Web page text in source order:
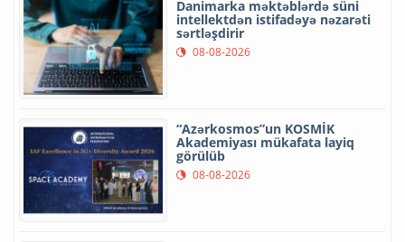
Danimarka məktəblərdə süni
intellektdən istifadəyə nəzarəti
sərtləşdirir
08-08-2026
“Azərkosmos”un KOSMİK
Akademiyası mükafata layiq
görülüb
08-08-2026